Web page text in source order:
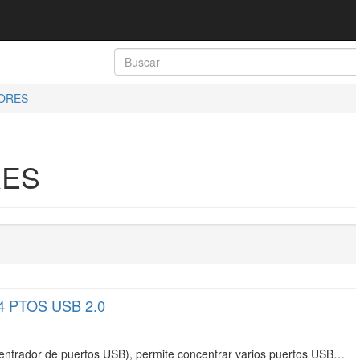
PTOS USB 2.0
de puertos USB), permite concentrar varios puertos USB…